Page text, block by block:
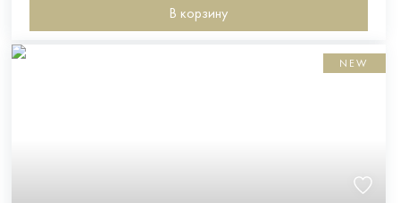
В корзину
NEW